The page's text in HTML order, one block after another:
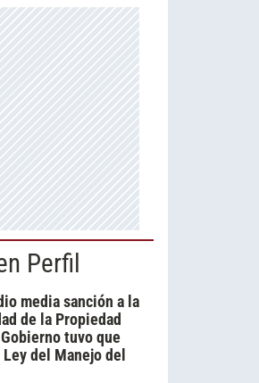
Perfil
media sanción a la
de la Propiedad
tuvo que
del Manejo del